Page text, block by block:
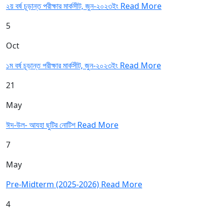
২য় বর্ষ চূড়ান্ত পরীক্ষার মার্কসীট, জুন-২০২৩ইং Read More
5
Oct
১ম বর্ষ চূড়ান্ত পরীক্ষার মার্কসীট, জুন-২০২৩ইং Read More
21
May
ঈদ-উল- আযহা ছুটির নোটিশRead More
7
May
Pre-Midterm (2025-2026) Read More
4